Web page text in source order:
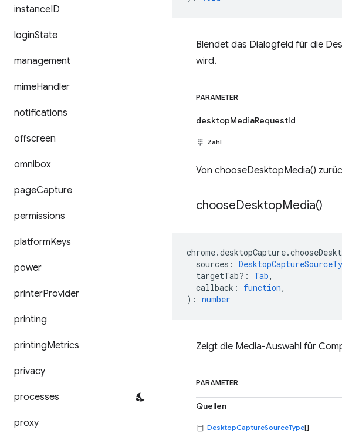
instanceID
loginState
management
mimeHandler
notifications
offscreen
omnibox
pageCapture
permissions
platformKeys
power
printerProvider
printing
printingMetrics
privacy
processes
proxy
Blendet das Dialogfeld für die
wird.
PARAMETER
desktopMediaRequestId
Zahl
Von chooseDesktopMedia()
chooseDesktopMedia()
chrome.desktopCapture.
sources :
targetTab? : Tab,
callback : function,
) : number
Zeigt die Media-Auswahl für
PARAMETER
Quellen
DesktopCaptureSourceType[]